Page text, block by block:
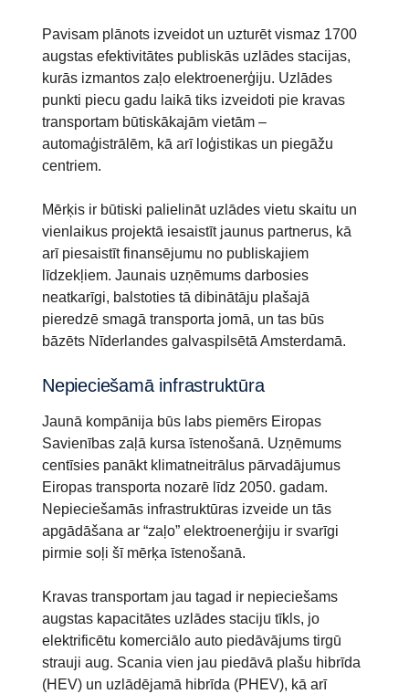
Pavisam plānots izveidot un uzturēt vismaz 1700
augstas efektivitātes publiskās uzlādes stacijas,
kurās izmantos zaļo elektroenerģiju. Uzlādes
punkti piecu gadu laikā tiks izveidoti pie kravas
transportam būtiskākajām vietām –
automaģistrālēm, kā arī loģistikas un piegāžu
centriem.
Mērķis ir būtiski palielināt uzlādes vietu skaitu un
vienlaikus projektā iesaistīt jaunus partnerus, kā
arī piesaistīt finansējumu no publiskajiem
līdzekļiem. Jaunais uzņēmums darbosies
neatkarīgi, balstoties tā dibinātāju plašajā
pieredzē smagā transporta jomā, un tas būs
bāzēts Nīderlandes galvaspilsētā Amsterdamā.
Nepieciešamā infrastruktūra
Jaunā kompānija būs labs piemērs Eiropas
Savienības zaļā kursa īstenošanā. Uzņēmums
centīsies panākt klimatneitrālus pārvadājumus
Eiropas transporta nozarē līdz 2050. gadam.
Nepieciešamās infrastruktūras izveide un tās
apgādāšana ar “zaļo” elektroenerģiju ir svarīgi
pirmie soļi šī mērķa īstenošanā.
Kravas transportam jau tagad ir nepieciešams
augstas kapacitātes uzlādes staciju tīkls, jo
elektrificētu komerciālo auto piedāvājums tirgū
strauji aug. Scania vien jau piedāvā plašu hibrīda
(HEV) un uzlādējamā hibrīda (PHEV), kā arī